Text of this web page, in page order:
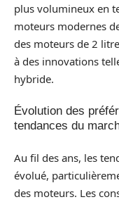
plus volumineux en
moteurs modernes
des moteurs de 2
à des innovations
hybride.
Évolution des
tendances du
Au fil des ans, les
évolué,
des moteurs. Les